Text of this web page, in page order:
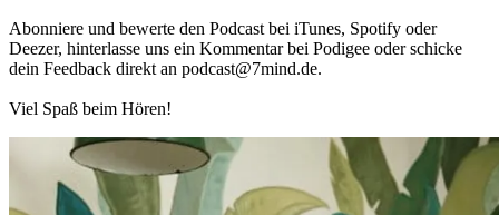
Abon­niere und bewerte den Pod­cast bei iTunes, Spo­tify oder
Deezer, hin­ter­lasse uns ein Kom­men­tar bei Podigee oder schi­cke
dein Feed­back direkt an podcast@​7​mind.​de.
Viel Spaß beim Hören!